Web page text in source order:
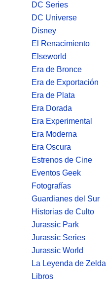
DC Series
DC Universe
Disney
El Renacimiento
Elseworld
Era de Bronce
Era de Exportación
Era de Plata
Era Dorada
Era Experimental
Era Moderna
Era Oscura
Estrenos de Cine
Eventos Geek
Fotografías
Guardianes del Sur
Historias de Culto
Jurassic Park
Jurassic Series
Jurassic World
La Leyenda de Zelda
Libros